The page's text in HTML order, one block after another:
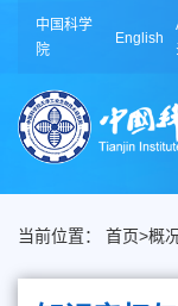
中国科学
院
English
当前位置： 首页>概